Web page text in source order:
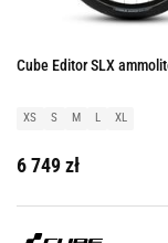
Cube Editor SLX
XS S M L XL
6 749 zł